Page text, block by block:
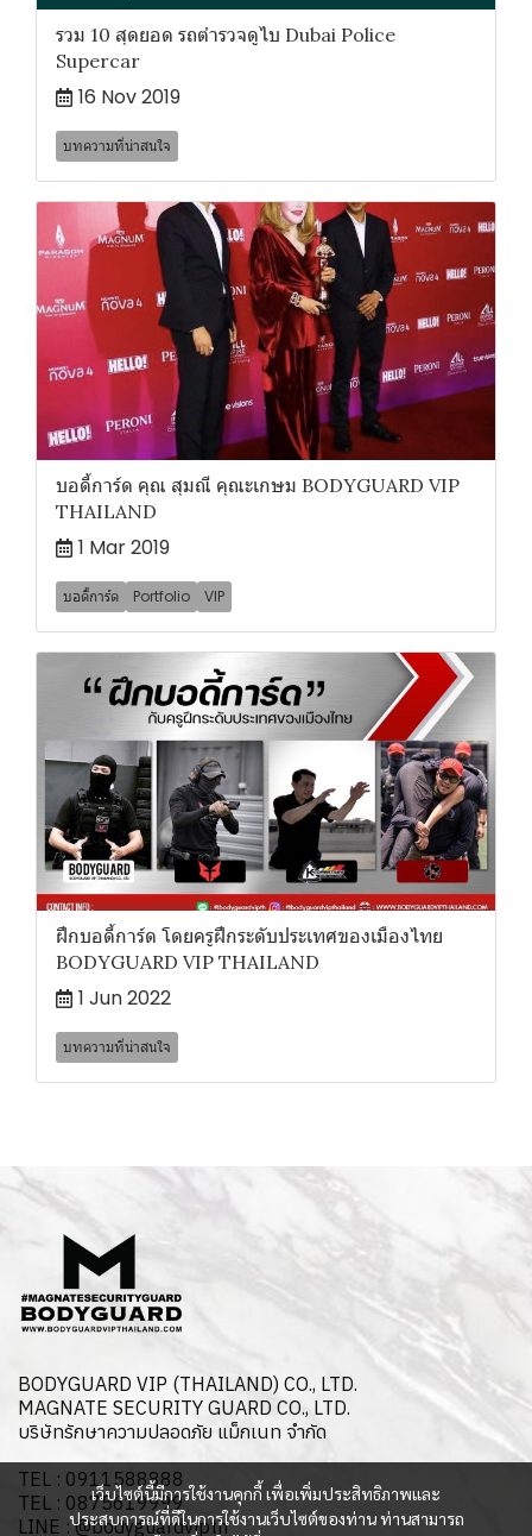
รวม 10 สุดยอด รถตำรวจดูไบ Dubai Police
Supercar
16 Nov 2019
บทความที่น่าสนใจ
บอดี้การ์ด คุณ สุมณี คุณะเกษม BODYGUARD VIP
THAILAND
1 Mar 2019
บอดี้การ์ด Portfolio VIP
ฝึกบอดี้การ์ด โดยครูฝึกระดับประเทศของเมืองไทย
BODYGUARD VIP THAILAND
1 Jun 2022
บทความที่น่าสนใจ
เว็บไซต์นี้มีการใช้งานคุกกี้ เพื่อเพิ่มประสิทธิภาพและ
ประสบการณ์ที่ดีในการใช้งานเว็บไซต์ของท่าน ท่านสามารถ
BODYGUARD VIP (THAILAND) CO., LTD.
MAGNATE SECURITY GUARD CO., LTD.
บริษัทรักษาความปลอดภัย แม็กเนท จำกัด
TEL : 0911588888
TEL : 0875619999
LINE : @bodyguardvipth